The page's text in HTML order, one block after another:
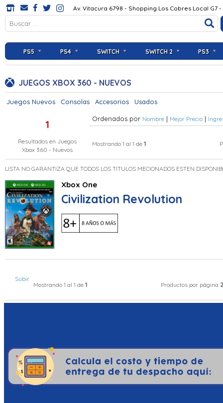
Av. Vitacura 6798 - Shopping Los Cobres Local G7
PS5 PS4 SWITCH SWITCH 2 PS3
JUEGOS XBOX 360 - NUEVOS
Juegos Nuevos Consolas Accesorios Usados
1
Resultados en Juegos
Xbox 360 - Nuevos
Ordenados por Nombre | Mejor Precio |
Mostrando 1 al 1 de 1
LISTA NO GARANTIZA QUE TODOS LOS TITULOS MECIONADOS ESTEN
Xbox One
Civilization Revolution
Subir
Mostrando 1 al 1 de 1 Productos por página